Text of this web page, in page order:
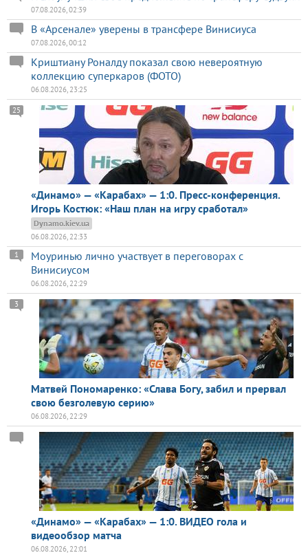
07.08.2026, 02:39
В «Арсенале» уверены в трансфере Винисиуса
07.08.2026, 00:12
Криштиану Роналду показал свою невероятную
коллекцию суперкаров (ФОТО)
06.08.2026, 23:25
«Динамо» — «Карабах» — 1:0. Пресс-конференция.
Игорь Костюк: «Наш план на игру сработал»
25
Dynamo.kiev.ua
06.08.2026, 22:33
Моуринью лично участвует в переговорах с
Винисиусом
1
06.08.2026, 22:29
Матвей Пономаренко: «Слава Богу, забил и прервал
свою безголевую серию»
3
06.08.2026, 22:29
«Динамо» — «Карабах» — 1:0. ВИДЕО гола и
видеообзор матча
06.08.2026, 22:01